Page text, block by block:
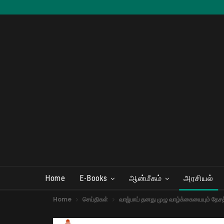
Home E-Books ஆன்மீகம் அரசியல்
Home செய்திகள் வாஜ்பாய் தனது முழு வாழ்க்கையையும்